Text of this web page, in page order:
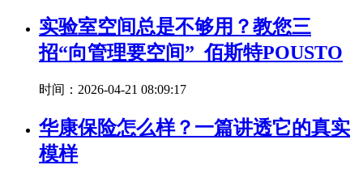
实验室空间总是不够用？教您三
招“向管理要空间”_佰斯特POUSTO
时间：2026-04-21 08:09:17
华康保险怎么样？一篇讲透它的真实
模样